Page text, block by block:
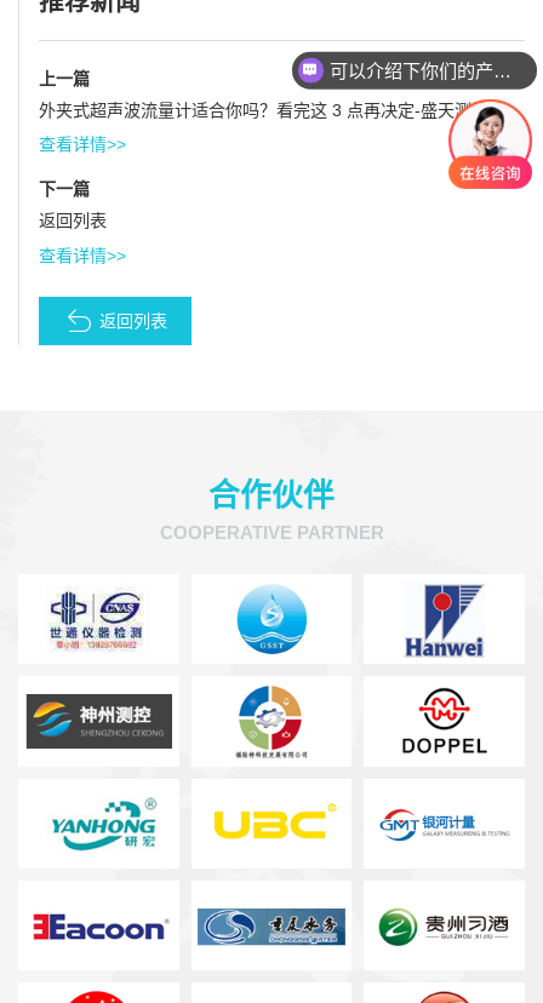
上一篇
外夹式超声波流量计适合你吗？看完这 3 点再决定-盛天测控
查看详情>>
下一篇
返回列表
查看详情>>
返回列表
合作伙伴
COOPERATIVE PARTNER